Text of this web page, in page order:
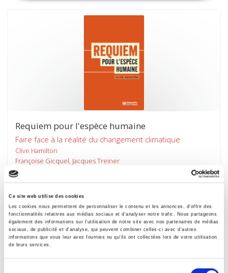
Ce site web utilise des cookies
Les cookies nous permettent de personnaliser le contenu et les annonces, d'offrir des
fonctionnalités relatives aux médias sociaux et d'analyser notre trafic. Nous partageons
également des informations sur l'utilisation de notre site avec nos partenaires de médias
sociaux, de publicité et d'analyse, qui peuvent combiner celles-ci avec d'autres
informations que vous leur avez fournies ou qu'ils ont collectées lors de votre utilisation
de leurs services.
Requiem pour l'espèce humaine
Faire face à la réalité du changement climatique
Clive Hamilton
Françoise Gicquel, Jacques Treiner